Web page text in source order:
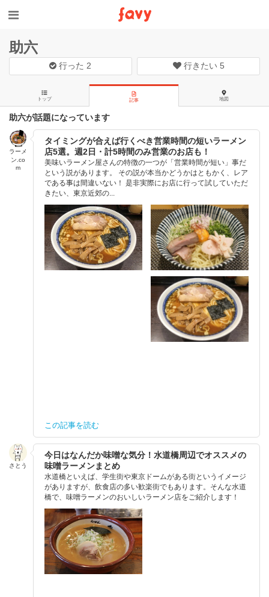
助六
行った 2 行きたい 5
トップ 記事 地図
助六が話題になっています
ラーメ
ン.co
m
タイミングが合えば行くべき営業時間の短いラーメン
店5選。週2日・計5時間のみ営業のお店も！
美味いラーメン屋さんの特徴の一つが「営業時間が短い」事だ
という説があります。 その説が本当かどうかはともかく、レア
である事は間違いない！ 是非実際にお店に行って試していただ
きたい、東京近郊の...
この記事を読む
さとう
今日はなんだか味噌な気分！水道橋周辺でオススメの
味噌ラーメンまとめ
水道橋といえば、学生街や東京ドームがある街というイメージ
がありますが、飲食店の多い歓楽街でもあります。そんな水道
橋で、味噌ラーメンのおいしいラーメン店をご紹介します！